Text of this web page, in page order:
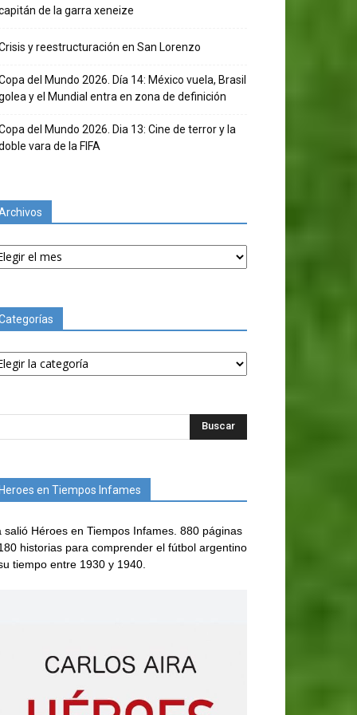
de la garra xeneize
y reestructuración en San Lorenzo
del Mundo 2026. Día 14: México vuela, Brasil
y el Mundial entra en zona de definición
del Mundo 2026. Dia 13: Cine de terror y la
vara de la FIFA
Heroes en Tiempos Infames
salió Héroes en Tiempos Infames. 880 páginas
historias para comprender el fútbol argentino
tiempo entre 1930 y 1940.